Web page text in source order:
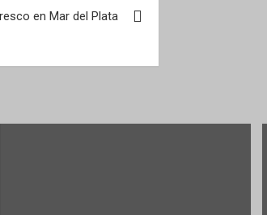
en Mar del Plata